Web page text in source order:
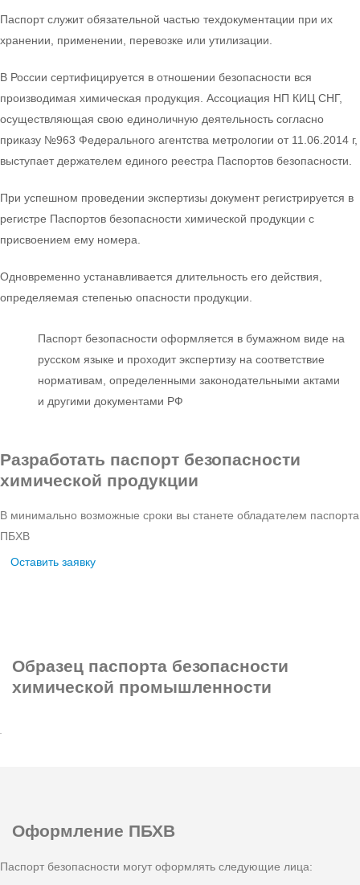
Паспорт служит обязательной частью техдокументации при их
хранении, применении, перевозке или утилизации.
В России сертифицируется в отношении безопасности вся
производимая химическая продукция. Ассоциация НП КИЦ СНГ,
осуществляющая свою единоличную деятельность согласно
приказу №963 Федерального агентства метрологии от 11.06.2014 г,
выступает держателем единого реестра Паспортов безопасности.
При успешном проведении экспертизы документ регистрируется в
регистре Паспортов безопасности химической продукции с
присвоением ему номера.
Одновременно устанавливается длительность его действия,
определяемая степенью опасности продукции.
Паспорт безопасности оформляется в бумажном виде на
русском языке и проходит экспертизу на соответствие
нормативам, определенными законодательными актами
и другими документами РФ
Разработать паспорт безопасности
химической продукции
В минимально возможные сроки вы станете обладателем паспорта
ПБХВ
Оставить заявку
Образец паспорта безопасности
химической промышленности
Оформление ПБХВ
Паспорт безопасности могут оформлять следующие лица: